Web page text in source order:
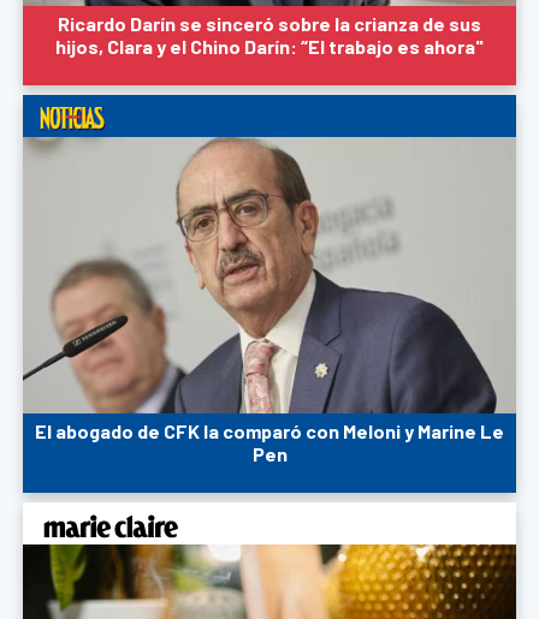
Ricardo Darín se sinceró sobre la crianza de sus
hijos, Clara y el Chino Darín: “El trabajo es ahora"
El abogado de CFK la comparó con Meloni y Marine Le
Pen